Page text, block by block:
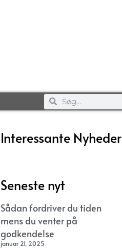
Interessante Nyheder
Seneste nyt
Sådan fordriver du tiden
mens du venter på
godkendelse
januar 21, 2025